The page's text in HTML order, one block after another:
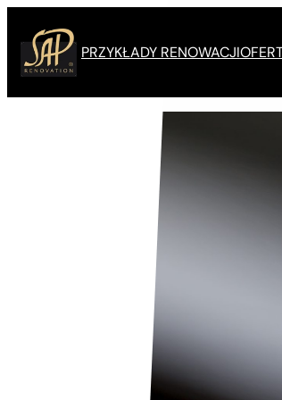
do
treści
PRZYKŁADY RENOWACJI